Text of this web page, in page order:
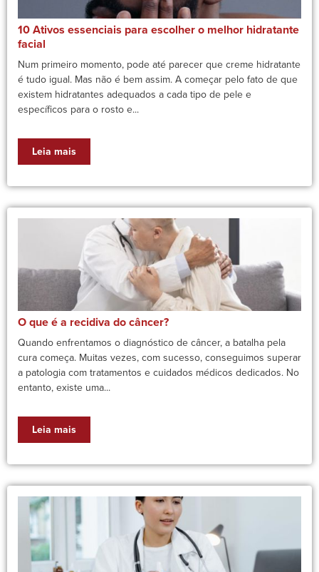
10 Ativos essenciais para escolher o melhor hidratante
facial
Num primeiro momento, pode até parecer que creme hidratante
é tudo igual. Mas não é bem assim. A começar pelo fato de que
existem hidratantes adequados a cada tipo de pele e
específicos para o rosto e...
Leia mais
O que é a recidiva do câncer?
Quando enfrentamos o diagnóstico de câncer, a batalha pela
cura começa. Muitas vezes, com sucesso, conseguimos superar
a patologia com tratamentos e cuidados médicos dedicados. No
entanto, existe uma...
Leia mais